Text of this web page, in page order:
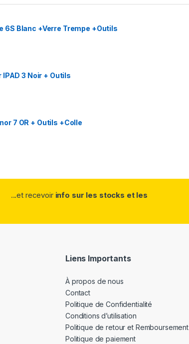
6S Blanc +Verre Trempe +Outils
3 Noir + Outils
7 OR + Outils +Colle
...et recevoir info sur les stocks et les
Liens Importants
À propos de nous
Contact
Politique de Confidentialité
Conditions d’utilisation
Politique de retour et Remboursement
Politique de paiement